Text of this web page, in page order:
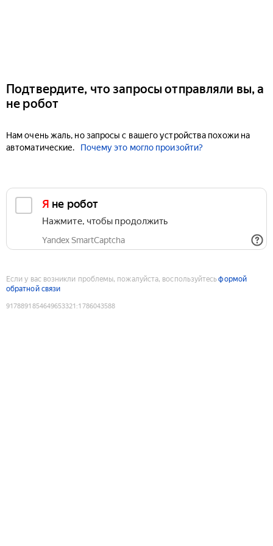
Подтвердите, что запросы отправляли вы, а
не робот
Нам очень жаль, но запросы с вашего устройства похожи на
автоматические.
Почему это могло произойти?
Я не робот
Нажмите, чтобы продолжить
Yandex SmartCaptcha
Если у вас возникли проблемы, пожалуйста, воспользуйтесьформой
обратной связи
9178891854649653321 :1786043588